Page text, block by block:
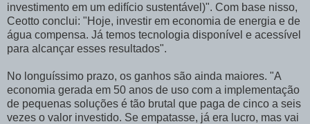
investimento em um edifício sustentável)". Com base nisso,
Ceotto conclui: "Hoje, investir em economia de energia e de
água compensa. Já temos tecnologia disponível e acessível
para alcançar esses resultados".
No longuíssimo prazo, os ganhos são ainda maiores. "A
economia gerada em 50 anos de uso com a implementação
de pequenas soluções é tão brutal que paga de cinco a seis
vezes o valor investido. Se empatasse, já era lucro, mas vai